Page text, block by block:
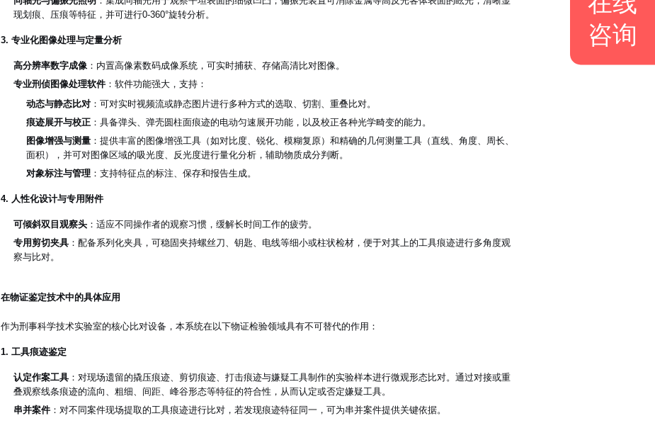
现划痕、压痕等特征，并可进行0-360°旋转分析。
3. 专业化图像处理与定量分析
高分辨率数字成像 ：内置高像素数码成像系统，可实时捕获、存储高清比对图像。
专业刑侦图像处理软件 ：软件功能强大，支持：
动态与静态比对 ：可对实时视频流或静态图片进行多种方式的选取、切割、重叠比对。
痕迹展开与校正 ：具备弹头、弹壳圆柱面痕迹的电动匀速展开功能，以及校正各种光学畸变的能力。
图像增强与测量 ：提供丰富的图像增强工具（如对比度、锐化、模糊复原）和精确的几何测量工具（直线、角度、周长、
面积），并可对图像区域的吸光度、反光度进行量化分析，辅助物质成分判断。
对象标注与管理 ：支持特征点的标注、保存和报告生成。
4. 人性化设计与专用附件
可倾斜双目观察头 ：适应不同操作者的观察习惯，缓解长时间工作的疲劳。
专用剪切夹具 ：配备系列化夹具，可稳固夹持螺丝刀、钥匙、电线等细小或柱状检材，便于对其上的工具痕迹进行多角度观
察与比对。
在物证鉴定技术中的具体应用
作为刑事科学技术实验室的核心比对设备，本系统在以下物证检验领域具有不可替代的作用：
1. 工具痕迹鉴定
认定作案工具 ：对现场遗留的撬压痕迹、剪切痕迹、打击痕迹与嫌疑工具制作的实验样本进行微观形态比对。通过对接或重
叠观察线条痕迹的流向、粗细、间距、峰谷形态等特征的符合性，从而认定或否定嫌疑工具。
串并案件 ：对不同案件现场提取的工具痕迹进行比对，若发现痕迹特征同一，可为串并案件提供关键依据。
咨询